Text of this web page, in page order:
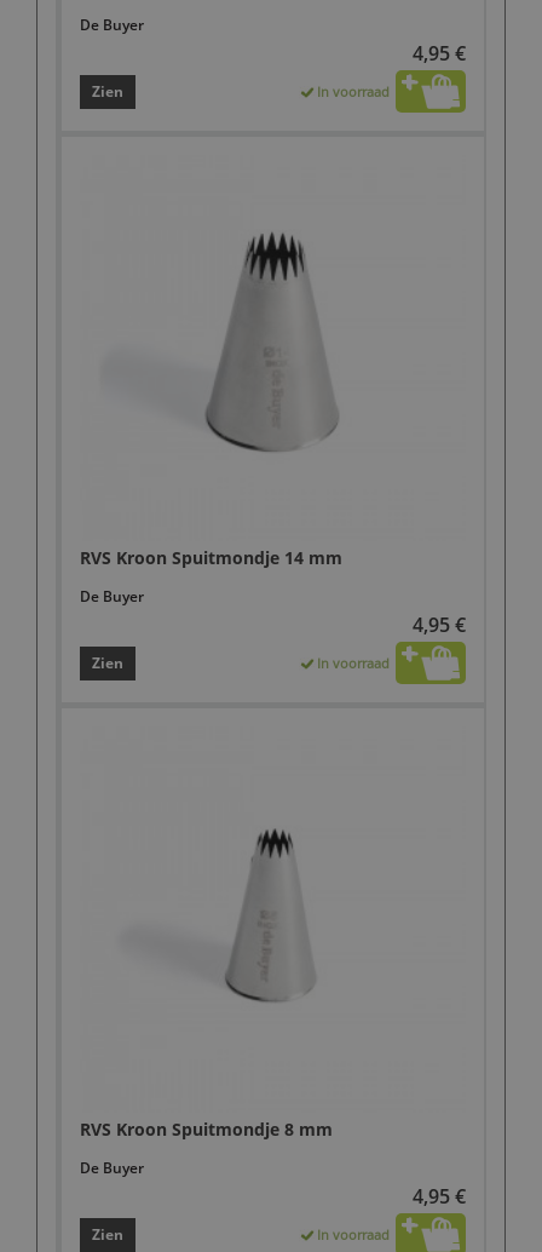
De Buyer
4,95 €
Zien In voorraad
RVS Kroon Spuitmondje 14 mm
De Buyer
4,95 €
Zien In voorraad
RVS Kroon Spuitmondje 8 mm
De Buyer
4,95 €
Zien In voorraad